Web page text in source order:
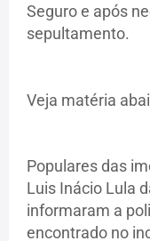
Seguro e após
sepultamento.
Veja matéria
Populares das
Luis Inácio Lula
informaram a
encontrado no